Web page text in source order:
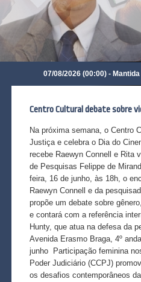
07/08/2026 (00:00) - Mantida
Centro Cultural debate sobre
Na próxima semana, o Centro
Justiça e celebra o Dia do
recebe Raewyn Connell e Rita
de Pesquisas Felippe de
feira, 16 de junho, às 18h, o
Raewyn Connell e da
propõe um debate sobre
e contará com a referência
Hunty, que atua na defesa da
Avenida Erasmo Braga, 4º
junho Participação feminina
Poder Judiciário (CCPJ)
os desafios contemporâneos